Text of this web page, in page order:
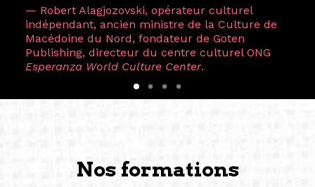
— Robert Alagjozovski, opérateur culturel
indépendant, ancien ministre de la Culture de
Macédoine du Nord, fondateur de Goten
Publishing, directeur du centre culturel ONG
Esperanza World Culture Center.
Nos formations